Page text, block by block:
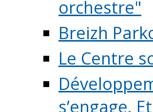
orchestre"
Breizh
Le Centre
s’engage.